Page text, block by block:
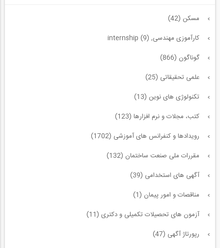
مسکن (42)
کارآموزی مهندسی, internship (9)
گوناگون (866)
علمی تحقیقاتی (25)
تکنولوژی های نوین (13)
کتب، مجلات و نرم افزارها (123)
رویدادها و کنفرانس های آموزشی (1702)
مقررات ملی صنعت ساختمان (132)
آگهی های استخدامی (39)
مناقصات و امور پیمان (1)
آزمون های تحصیلات تکمیلی و دکتری (11)
رپورتاژ آگهی (47)